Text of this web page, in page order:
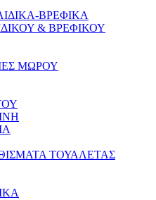
ΒΡΕΦΙΚΑ
& ΒΡΕΦΙΚΟΥ
ΜΩΡΟΥ
ΤΟΥΑΛΕΤΑΣ